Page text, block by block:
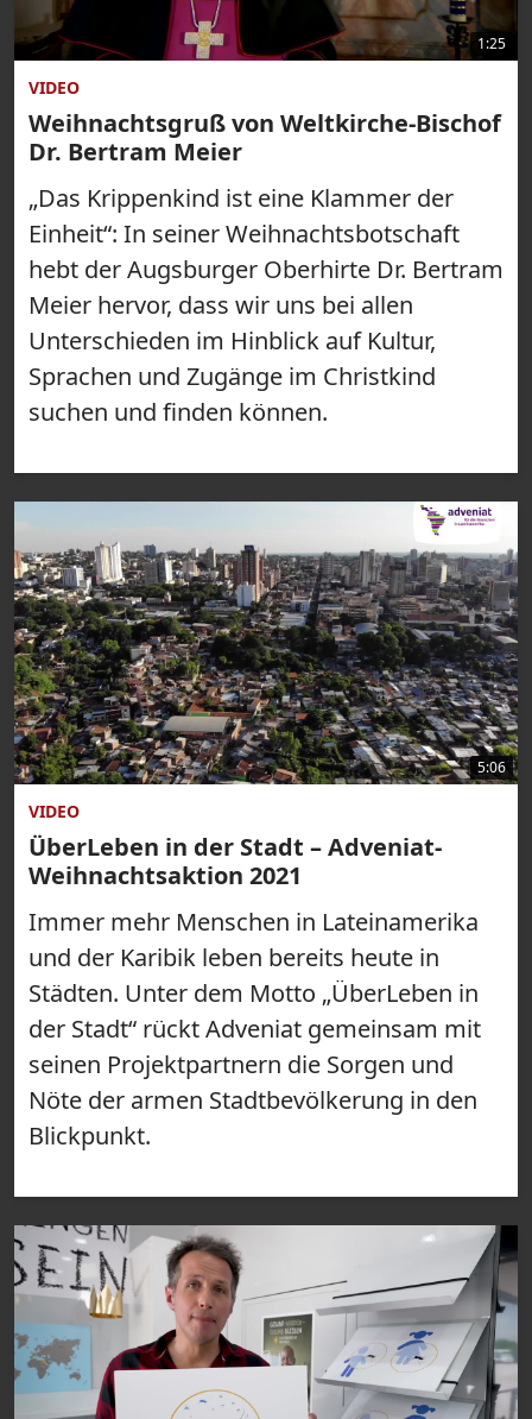
1:25
VIDEO
Weihnachtsgruß von Weltkirche-Bischof
Dr. Bertram Meier
„Das Krippenkind ist eine Klammer der
Einheit“: In seiner Weihnachtsbotschaft
hebt der Augsburger Oberhirte Dr. Bertram
Meier hervor, dass wir uns bei allen
Unterschieden im Hinblick auf Kultur,
Sprachen und Zugänge im Christkind
suchen und finden können.
5:06
VIDEO
ÜberLeben in der Stadt – Adveniat-
Weihnachtsaktion 2021
Immer mehr Menschen in Lateinamerika
und der Karibik leben bereits heute in
Städten. Unter dem Motto „ÜberLeben in
der Stadt“ rückt Adveniat gemeinsam mit
seinen Projektpartnern die Sorgen und
Nöte der armen Stadtbevölkerung in den
Blickpunkt.